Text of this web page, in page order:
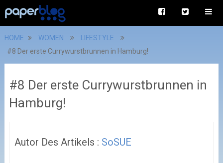
HOME WOMEN
LIFESTYLE
#8 Der erste Currywurstbrunnen in Hamburg!
#8 Der erste Currywurstbrunnen in
Hamburg!
Autor Des Artikels : SoSUE